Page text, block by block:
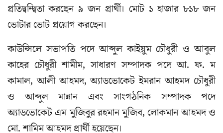
প্রতিদ্বন্দ্বিতা করছেন ৯ জন প্রার্থী। মোট ১ হাজার ৮১৮ জন
ভোটার ভোট প্রয়োগ করছেন।
কাউন্সিলে সভাপতি পদে আব্দুল কাইয়ুম চৌধুরী ও আবুল
কাহের চৌধুরী শামীম, সাধারণ সম্পাদক পদে আ. ফ. ম
কামাল, আলী আহমদ, অ্যাডভোকেট ইমরান আহমদ চৌধুরী
ও আব্দুল মান্নান এবং সাংগঠনিক সম্পাদক পদে
অ্যাডভোকেট এম মুজিবুর রহমান মুজিব, লোকমান আহমদ ও
মো. শামিম আহমদ প্রার্থী হয়েছেন।